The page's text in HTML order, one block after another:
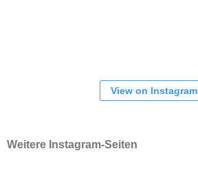
View on Instagram
Weitere Instagram-Seiten